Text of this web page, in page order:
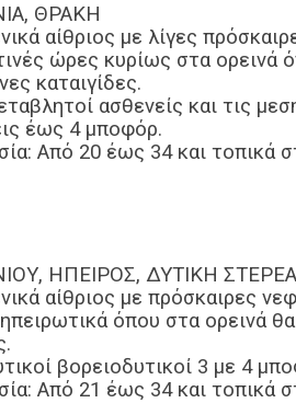
ΘΡΑΚΗ
αίθριος με λίγες
ώρες κυρίως στα ορεινά
καταιγίδες.
ασθενείς και τις
έως 4 μποφόρ.
Από 20 έως 34 και τοπικά
ΗΠΕΙΡΟΣ, ΔΥΤΙΚΗ
αίθριος με πρόσκαιρες
όπου στα ορεινά
βορειοδυτικοί 3 με 4
Από 21 έως 34 και τοπικά